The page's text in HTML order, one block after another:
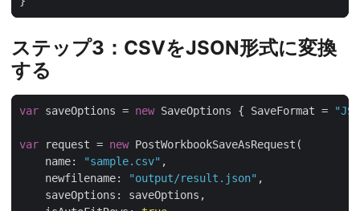
ステップ3：CSVをJSON形式に変換
する
var saveOptions = new SaveOptions { SaveFormat =
var request = new
    name:
"sample.csv"
    newfilename:
"output/result.json"